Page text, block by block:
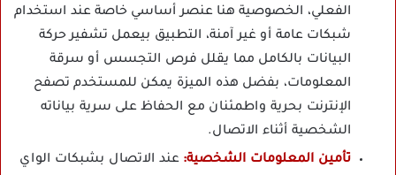
الفعلي، الخصوصية هنا عنصر أساسي خاصة عند استخدام
شبكات عامة أو غير آمنة، التطبيق بيعمل تشفير حركة
البيانات بالكامل مما يقلل فرص التجسس أو سرقة
المعلومات، بفضل هذه الميزة يمكن للمستخدم تصفح
الإنترنت بحرية واطمئنان مع الحفاظ على سرية بياناته
الشخصية أثناء الاتصال.
تأمين المعلومات الشخصية: عند الاتصال بشبكات الواي